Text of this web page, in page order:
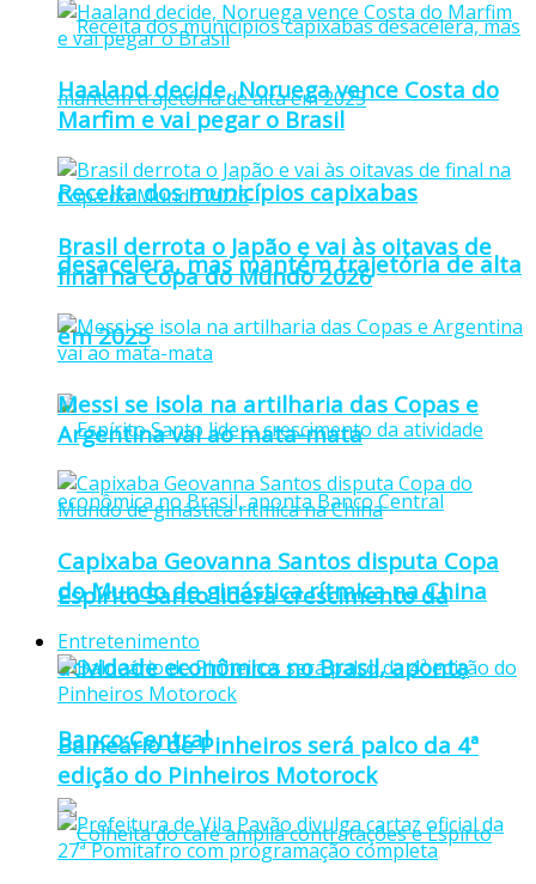
Receita dos municípios capixabas
desacelera, mas mantém trajetória de alta
em 2025
Espírito Santo lidera crescimento da
atividade econômica no Brasil, aponta
Banco Central
Haaland decide, Noruega vence Costa do
Marfim e vai pegar o Brasil
Brasil derrota o Japão e vai às oitavas de
final na Copa do Mundo 2026
Messi se isola na artilharia das Copas e
Argentina vai ao mata-mata
Capixaba Geovanna Santos disputa Copa
do Mundo de ginástica rítmica na China
Entretenimento
Balneário de Pinheiros será palco da 4ª
edição do Pinheiros Motorock